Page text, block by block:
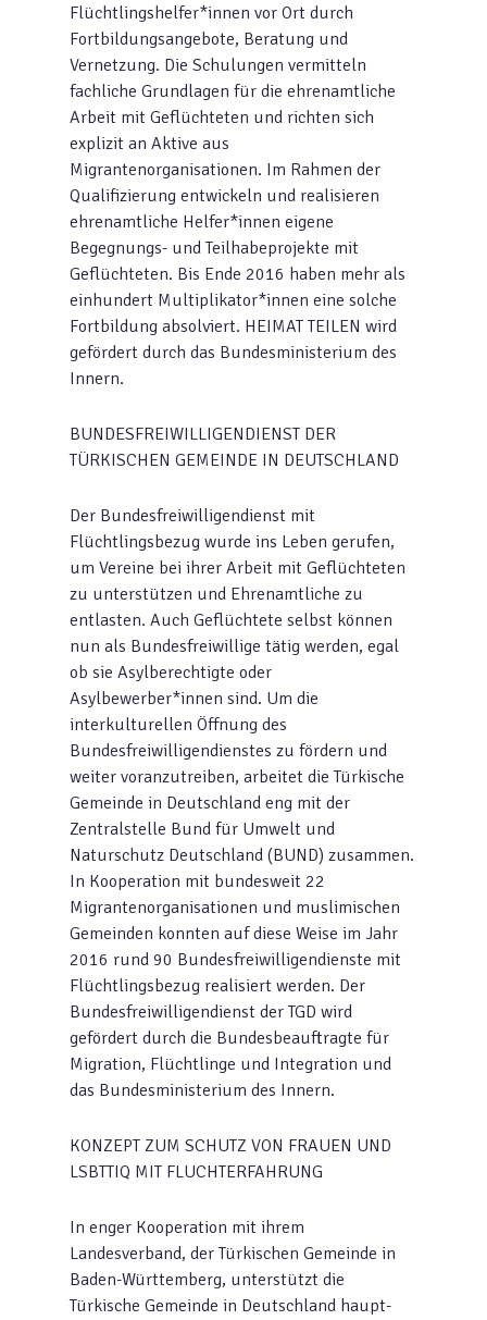
Flüchtlingshelfer*innen vor Ort durch
Fortbildungsangebote, Beratung und
Vernetzung. Die Schulungen vermitteln
fachliche Grundlagen für die ehrenamtliche
Arbeit mit Geflüchteten und richten sich
explizit an Aktive aus
Migrantenorganisationen. Im Rahmen der
Qualifizierung entwickeln und realisieren
ehrenamtliche Helfer*innen eigene
Begegnungs- und Teilhabeprojekte mit
Geflüchteten. Bis Ende 2016 haben mehr als
einhundert Multiplikator*innen eine solche
Fortbildung absolviert. HEIMAT TEILEN wird
gefördert durch das Bundesministerium des
Innern.
BUNDESFREIWILLIGENDIENST DER
TÜRKISCHEN GEMEINDE IN DEUTSCHLAND
Der Bundesfreiwilligendienst mit
Flüchtlingsbezug wurde ins Leben gerufen,
um Vereine bei ihrer Arbeit mit Geflüchteten
zu unterstützen und Ehrenamtliche zu
entlasten. Auch Geflüchtete selbst können
nun als Bundesfreiwillige tätig werden, egal
ob sie Asylberechtigte oder
Asylbewerber*innen sind. Um die
interkulturellen Öffnung des
Bundesfreiwilligendienstes zu fördern und
weiter voranzutreiben, arbeitet die Türkische
Gemeinde in Deutschland eng mit der
Zentralstelle Bund für Umwelt und
Naturschutz Deutschland (BUND) zusammen.
In Kooperation mit bundesweit 22
Migrantenorganisationen und muslimischen
Gemeinden konnten auf diese Weise im Jahr
2016 rund 90 Bundesfreiwilligendienste mit
Flüchtlingsbezug realisiert werden. Der
Bundesfreiwilligendienst der TGD wird
gefördert durch die Bundesbeauftragte für
Migration, Flüchtlinge und Integration und
das Bundesministerium des Innern.
KONZEPT ZUM SCHUTZ VON FRAUEN UND
LSBTTIQ MIT FLUCHTERFAHRUNG
In enger Kooperation mit ihrem
Landesverband, der Türkischen Gemeinde in
Baden-Württemberg, unterstützt die
Türkische Gemeinde in Deutschland haupt-